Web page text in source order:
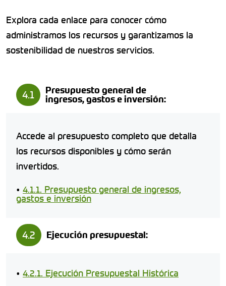
Explora cada enlace para conocer cómo
administramos los recursos y garantizamos la
sostenibilidad de nuestros servicios.
4.1
Presupuesto general de
ingresos, gastos e inversión:
Accede al presupuesto completo que detalla
los recursos disponibles y cómo serán
invertidos.
• 4.1.1. Presupuesto general de ingresos,
gastos e inversión
4.2 Ejecución presupuestal:
• 4.2.1. Ejecución Presupuestal Histórica